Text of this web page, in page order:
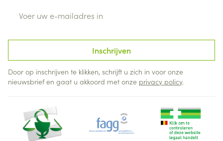
Inschrijven
Door op inschrijven te klikken, schrijft u zich in voor onze
nieuwsbrief en gaat u akkoord met onze privacy policy.